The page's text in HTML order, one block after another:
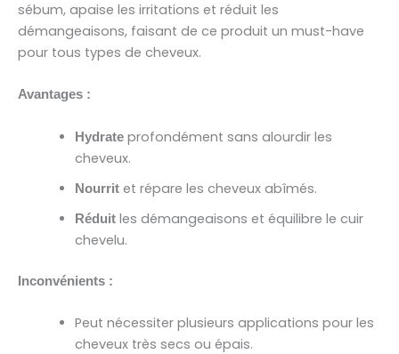
sébum, apaise les irritations et réduit les
démangeaisons, faisant de ce produit un must-have
pour tous types de cheveux.
Avantages :
Hydrateprofondément sans alourdir les
cheveux.
Nourritet répare les cheveux abîmés.
Réduitles démangeaisons et équilibre le cuir
chevelu.
Inconvénients :
Peut nécessiter plusieurs applications pour les
cheveux très secs ou épais.